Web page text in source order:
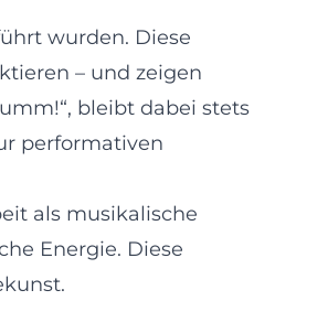
wurden. Diese
– und zeigen
bleibt dabei stets
performativen
als musikalische
Energie. Diese